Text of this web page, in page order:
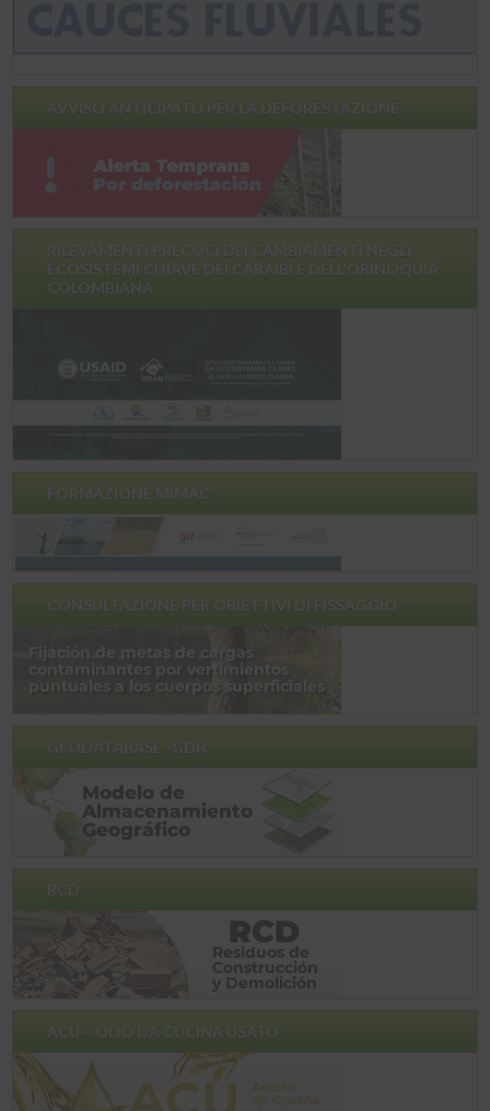
AVVISO ANTICIPATO PER LA DEFORESTAZIONE
ECOSISTEMI CHIAVE DEI CARAIBI E DELL'ORINOQUIA
COLOMBIANA
FORMAZIONE MIMAC
CONSULTAZIONE PER OBIETTIVI DI FISSAGGIO
GEODATABASE -GDB
RCD
ACU – OLIO DA CUCINA USATO